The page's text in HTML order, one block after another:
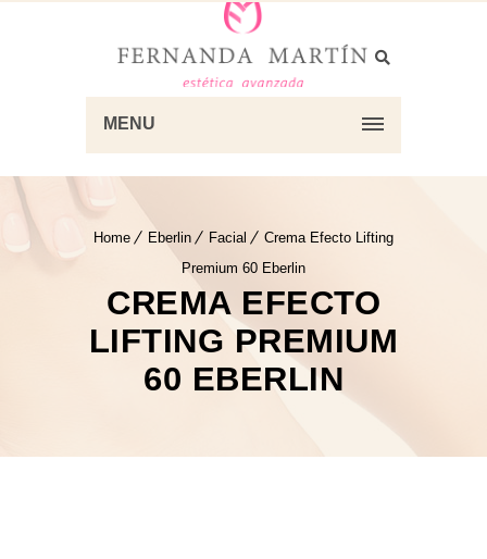
MENU
Home Eberlin Facial
Crema Efecto Lifting
Premium 60 Eberlin
CREMA EFECTO
LIFTING PREMIUM
60 EBERLIN